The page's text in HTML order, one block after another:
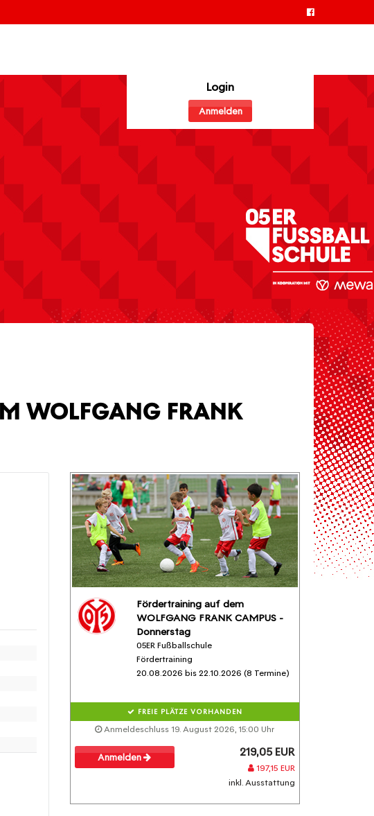
Login
Anmelden
WOLFGANG FRANK
Fördertraining auf dem
WOLFGANG FRANK CAMPUS -
Donnerstag
05ER Fußballschule
Fördertraining
20.08.2026 bis 22.10.2026 (8 Termine)
FREIE PLÄTZE VORHANDEN
Anmeldeschluss 19. August 2026, 15:00 Uhr
Anmelden 219,05 EUR
197,15 EUR
inkl. Ausstattung